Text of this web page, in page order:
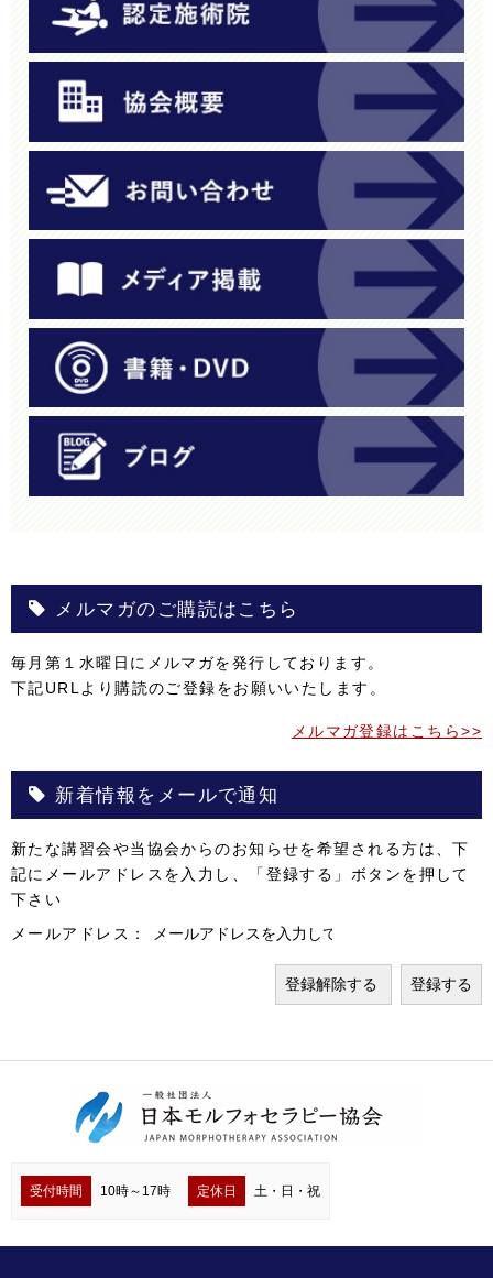
メルマガのご購読はこちら
毎月第１水曜日にメルマガを発行しております。
下記URLより購読のご登録をお願いいたします。
メルマガ登録はこちら>>
新着情報をメールで通知
新たな講習会や当協会からのお知らせを希望される方は、下
記にメールアドレスを入力し、「登録する」ボタンを押して
下さい
メールアドレス：
受付時間 10時～17時 定休日 土・日・祝